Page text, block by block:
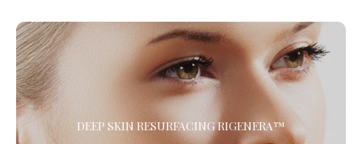
DEEP SKIN RESURFACING RIGENERA™
DEEP SKIN RESURFACING RIGENERA™
Il Trattamento di Medicina Rigenerativa combinato di
Microdermoabrasione e Protocollo Rigenera™ per ringiovanire il